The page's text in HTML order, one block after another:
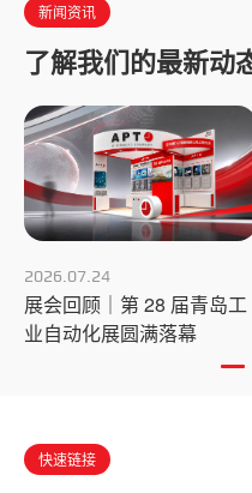
新闻资讯
了解我们的最新动
2026.07.24
展会回顾｜第 28 届青岛工
业自动化展圆满落幕
快速链接